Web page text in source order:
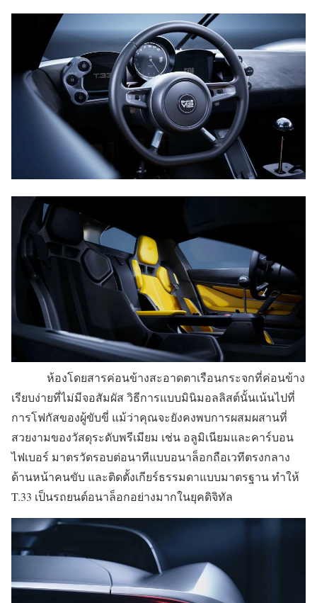
ห้องโดยสารค่อนข้างสะอาดตาเรือนกระจกที่ค่อนข้าง
เรียบง่ายที่ไม่มีจอสัมผัส วิธีการแบบมินิมอลลิสต์นั้นเน้นไปที่
การโฟกัสของผู้ขับขี่ แม้ว่าคุณจะยังคงพบการผสมผสานที่
สวยงามของวัสดุระดับพรีเมียม เช่น อลูมิเนียมและคาร์บอน
ไฟเบอร์ มาตรวัดรอบต่อนาทีแบบอนาล็อกถือเวทีตรงกลาง
ด้านหน้าคนขับ และติดตั้งเกียร์ธรรมดาแบบมาตรฐาน ทำให้
T.33 เป็นรถยนต์อนาล็อกอย่างมากในยุคดิจิทัล